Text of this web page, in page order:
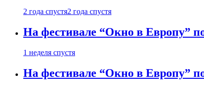
2 года спустя2 года спустя
На фестивале “Окно в Европу”
1 неделя спустя
На фестивале “Окно в Европу”